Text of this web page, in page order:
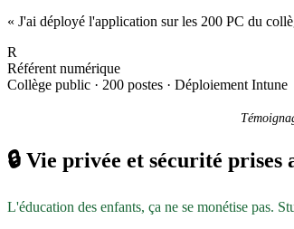
« J'ai déployé l'application sur les 200 PC du
R
Référent numérique
Collège public · 200 postes · Déploiement Intune
🔒 Vie privée et sécurité prises
L'éducation des enfants, ça ne se monétise pas.